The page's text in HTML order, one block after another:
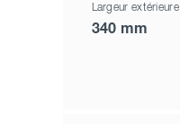
Largeur extérieure
340 mm